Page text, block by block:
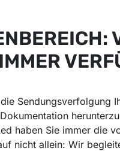
Sendungsverfolgung
haben Sie immer die
nicht allein: Wir